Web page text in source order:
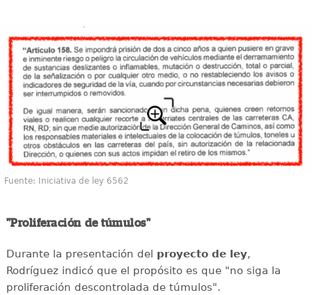
Fuente: Iniciativa de ley 6562
"Proliferación de túmulos"
Durante la presentación del proyecto de ley,
Rodríguez indicó que el propósito es que "no siga la
proliferación descontrolada de túmulos".